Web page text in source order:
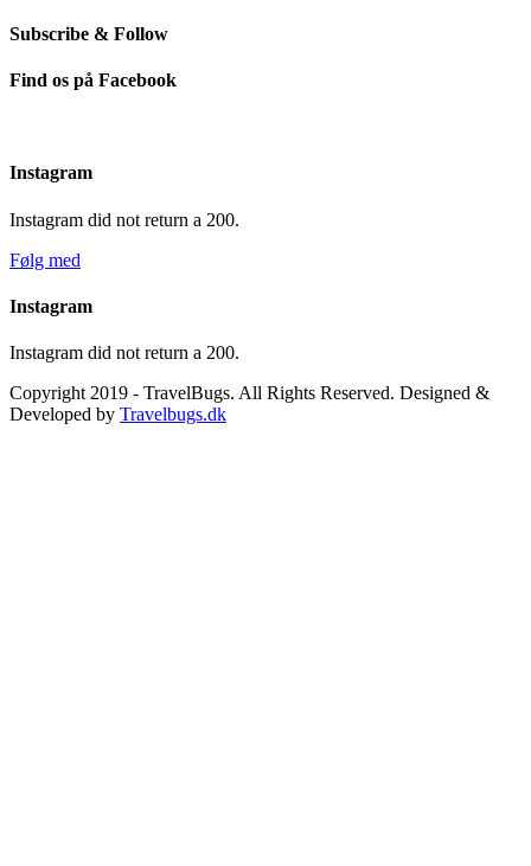
Subscribe & Follow
Find os på Facebook
Instagram
Instagram did not return a 200.
Følg med
Instagram
Instagram did not return a 200.
Copyright 2019 - TravelBugs. All Rights Reserved. Designed &
Developed by Travelbugs.dk